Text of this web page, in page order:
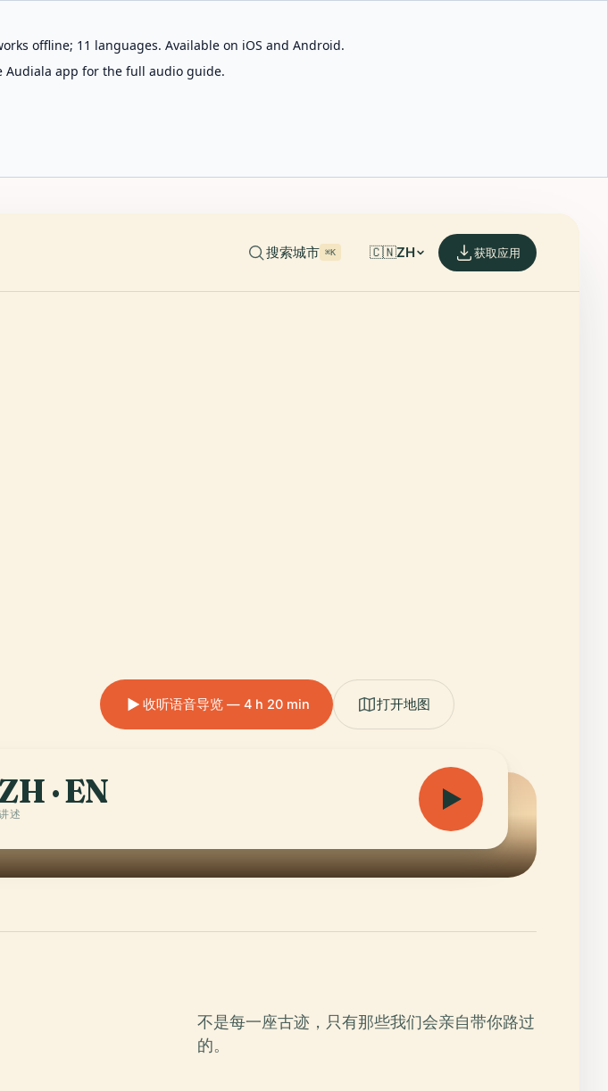
offline; 11 languages. Available on iOS and Android.
Audiala app for the full audio guide.
搜索城市 ⌘K 🇨🇳ZH 获取应用
收听语音导览 — 4 h 20 min 打开地图
· EN
述
不是每一座古迹，只有那些我们会亲自带你路过
的。